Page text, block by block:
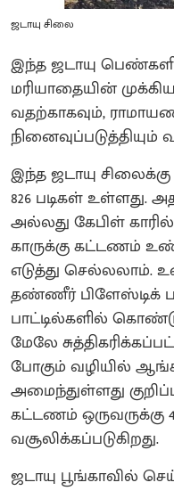
ஜடாயு சிலை
இந்த ஜடாயு
மரியாதையின்
வதற்காகவும்,
இந்த ஜடாயு
826 படிகள் உள்ளது.
அல்லது கேபிள்
காருக்கு கட்டணம்
எடுத்து செல்லலாம்.
தண்ணீர் பிளேஸ்டிக்
பாட்டில்களில்
மேலே
போகும் வழியில்
அமைந்துள்ளது
கட்டணம் ஒருவருக்கு
வசூலிக்கப்படுகிறது.
ஜடாயு பூங்காவில்